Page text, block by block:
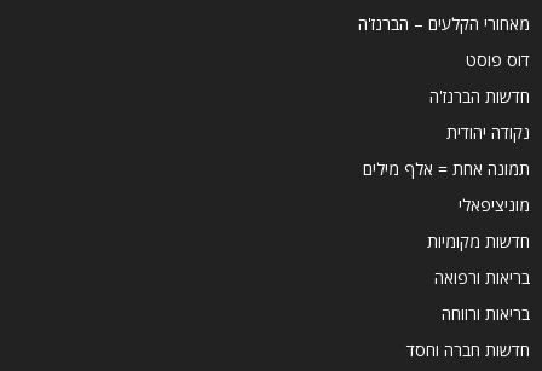
מאחורי הקלעים – הברנז'ה
דוס פוסט
חדשות הברנז'ה
נקודה יהודית
תמונה אחת = אלף מילים
מוניציפאלי
חדשות מקומיות
בריאות ורפואה
בריאות ורווחה
חדשות חברה וחסד